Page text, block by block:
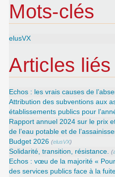
Mots-clés
elusVX
Articles liés
Echos : les vrais causes de
Attribution des subventions aux
établissements publics pour
Rapport annuel 2024 sur le prix
de l’eau potable et de
Budget 2026 (elusVX)
Solidarité, transition, résistance. (
Echos : vœu de la majorité «
des services publics face à la